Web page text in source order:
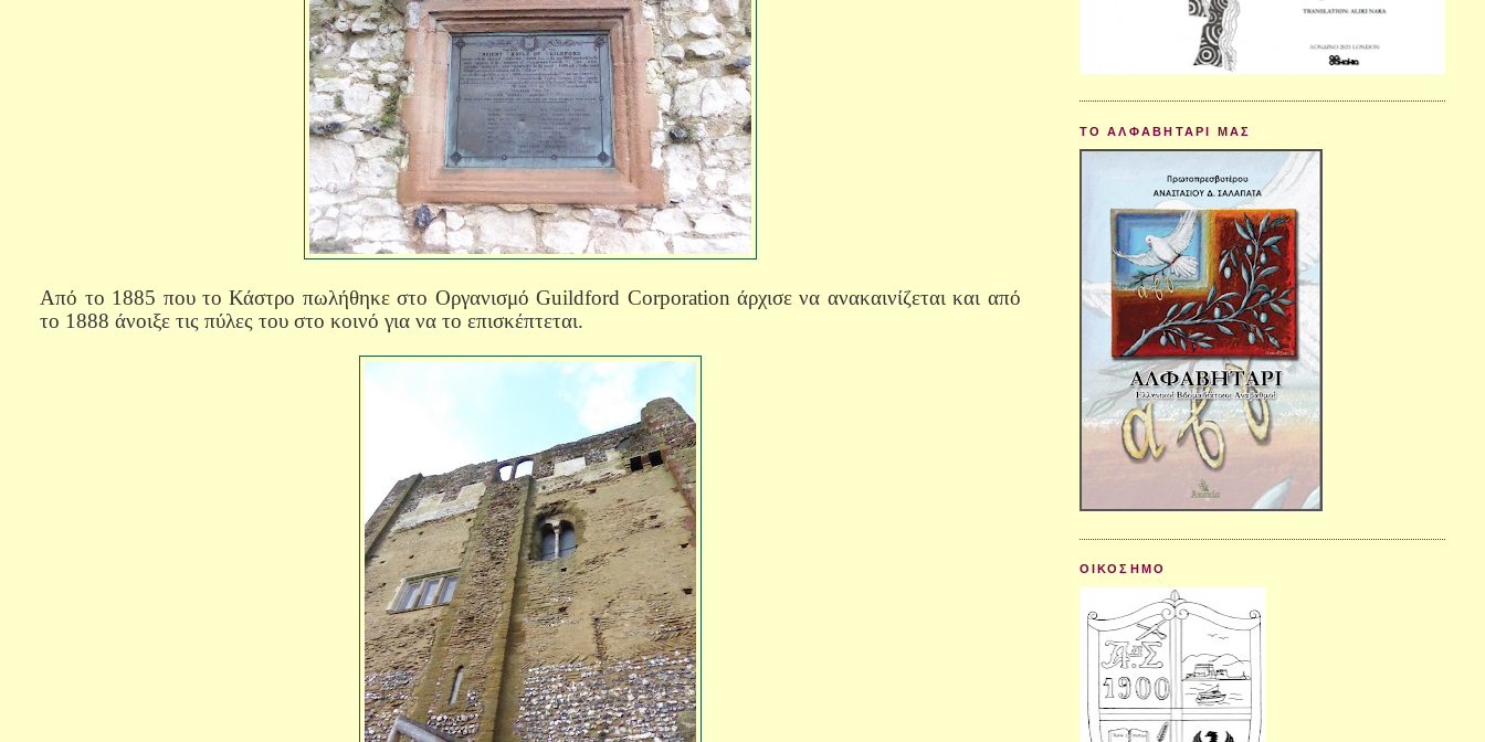
Από το 1885 που το Κάστρο πωλήθηκε στο ΟργανισμόGuildford Corporation άρχισε να ανακαινίζεται και από
το 1888 άνοιξε τις πύλες του στο κοινό για να το επισκέπτεται.
ΤΟ ΑΛΦΑΒΗΤΑΡΙ ΜΑΣ
ΟΙΚΟΣΗΜΟ